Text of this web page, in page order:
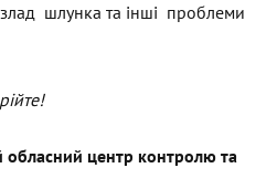
шлунка та інші проблеми
центр контролю та